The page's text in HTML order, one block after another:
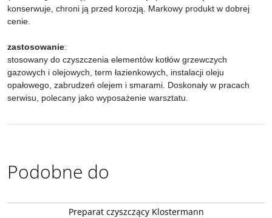
konserwuje, chroni ją przed korozją. Markowy produkt w dobrej
cenie.
zastosowanie:
stosowany do czyszczenia elementów kotłów grzewczych
gazowych i olejowych, term łazienkowych, instalacji oleju
opałowego, zabrudzeń olejem i smarami. Doskonały w pracach
serwisu, polecany jako wyposażenie warsztatu.
Podobne do
Preparat czyszczący Klostermann